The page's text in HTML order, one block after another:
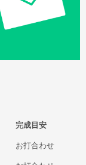
完成目安
お打合わせ